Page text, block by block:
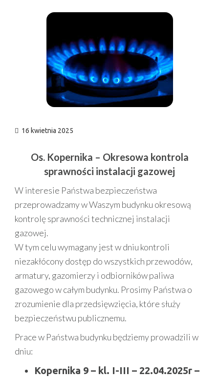
16 kwietnia 2025
Os. Kopernika – Okresowa kontrola
sprawności instalacji gazowej
W interesie Państwa bezpieczeństwa
przeprowadzamy w Waszym budynku okresową
kontrolę sprawności technicznej instalacji
gazowej.
W tym celu wymagany jest w dniu kontroli
niezakłócony dostęp do wszystkich przewodów,
armatury, gazomierzy i odbiorników paliwa
gazowego w całym budynku. Prosimy Państwa o
zrozumienie dla przedsięwzięcia, które służy
bezpieczeństwu publicznemu.
Prace w Państwa budynku będziemy prowadzili w
dniu:
Kopernika 9 – kl. I-III – 22.04.2025r –